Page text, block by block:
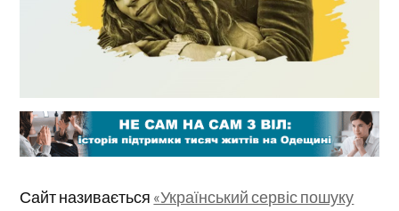
Сайт називається «Український сервіс пошуку